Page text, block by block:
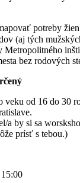
potreby
(aj tých
Metropolitného
bez rodových
od 16 do 30
a by si sa
prísť s tebou.)